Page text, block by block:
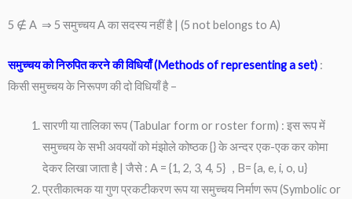
5 ∉ A ⇒ 5 समुच्चय A का सदस्य नहीं है | (5 not belongs to A)
समुच्चय को निरुपित करने की विधियाँ (Methods of representing a set) :
किसी समुच्चय के निरूपण की दो विधियाँ है –
सारणी या तालिका रूप (Tabular form or roster form) : इस रूप में
समुच्चय के सभी अवयवों को मंझोले कोष्ठक {} के अन्दर एक-एक कर कोमा
देकर लिखा जाता है | जैसे : A = {1, 2, 3, 4, 5} , B= {a, e, i, o, u}
प्रतीकात्मक या गुण प्रकटीकरण रूप या समुच्चय निर्माण रूप (Symbolic or